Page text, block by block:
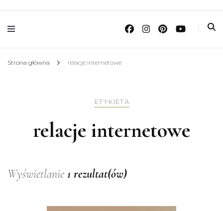
Strona główna relacje internetowe
ETYKIETA
relacje internetowe
Wyświetlanie 1 rezultat(ów)